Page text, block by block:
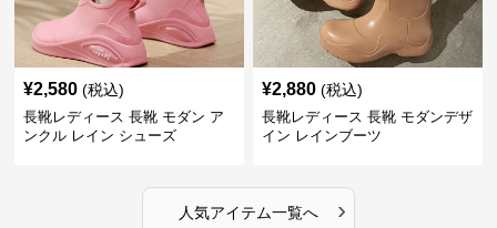
¥2,580 (税込)
長靴レディース 長靴 モダン ア
ンクル レイン シューズ
¥2,880 (税込)
長靴レディース 長靴 モダンデザ
イン レインブーツ
人気アイテム一覧へ ›